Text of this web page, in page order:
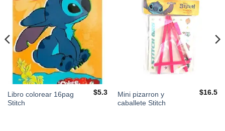
Libro colorear 16pag
Stitch
$5.3
Mini pizarron y
caballete Stitch
$16.5